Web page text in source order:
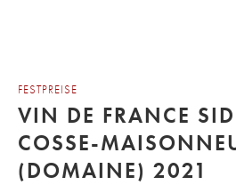
FESTPREISE
VIN DE FRANCE
COSSE-
(DOMAINE) 2021